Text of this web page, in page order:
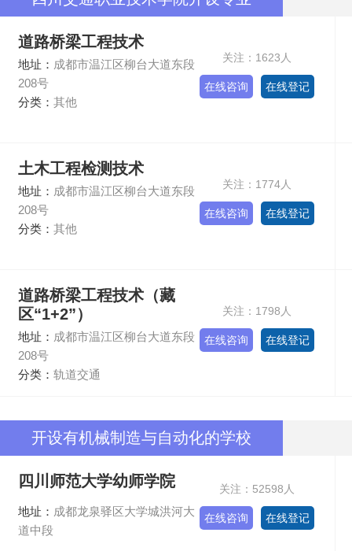
道路桥梁工程技术
地址： 成都市温江区柳台大道东段
208号
分类： 其他
关注：1623人
在线咨询 在线登记
土木工程检测技术
地址： 成都市温江区柳台大道东段
208号
分类： 其他
关注：1774人
在线咨询 在线登记
道路桥梁工程技术（藏
区“1+2”）
地址： 成都市温江区柳台大道东段
208号
分类： 轨道交通
关注：1798人
在线咨询 在线登记
开设有机械制造与自动化的学校
四川师范大学幼师学院
地址： 成都龙泉驿区大学城洪河大
道中段
关注：52598人
在线咨询 在线登记